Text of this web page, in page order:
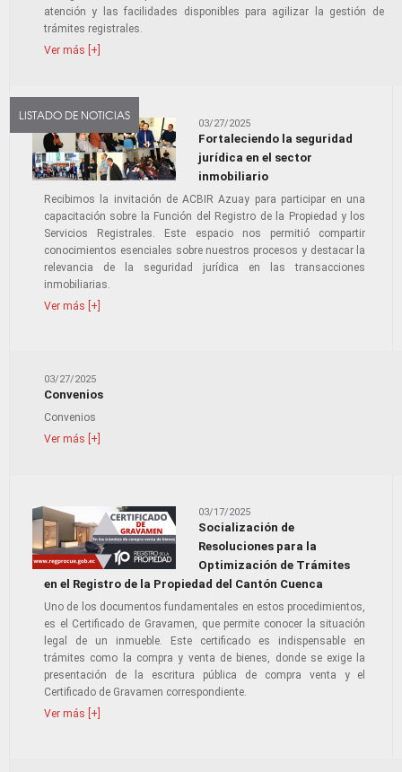
LISTADO DE NOTICIAS
atención y las facilidades disponibles para agilizar la gestión de
trámites registrales.
Ver más [+]
03/27/2025
Fortaleciendo la seguridad
jurídica en el sector
inmobiliario
Recibimos la invitación de ACBIR Azuay para participar en una
capacitación sobre la Función del Registro de la Propiedad y los
Servicios Registrales. Este espacio nos permitió compartir
conocimientos esenciales sobre nuestros procesos y destacar la
relevancia de la seguridad jurídica en las transacciones
inmobiliarias.
Ver más [+]
03/27/2025
Convenios
Convenios
Ver más [+]
03/17/2025
Socialización de
Resoluciones para la
Optimización de Trámites
en el Registro de la Propiedad del Cantón Cuenca
Uno de los documentos fundamentales en estos procedimientos,
es el Certificado de Gravamen, que permite conocer la situación
legal de un inmueble. Este certificado es indispensable en
trámites como la compra y venta de bienes, donde se exige la
presentación de la escritura pública de compra venta y el
Certificado de Gravamen correspondiente.
Ver más [+]